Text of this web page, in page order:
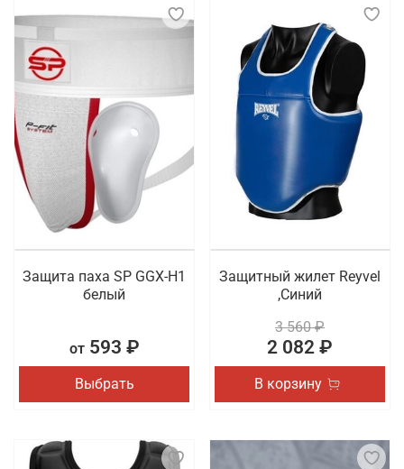
Защита паха SP GGX-H1
белый
от593 ₽
Выбрать
Защитный жилет Reyvel
,Синий
3 560 ₽
2 082 ₽
В корзину